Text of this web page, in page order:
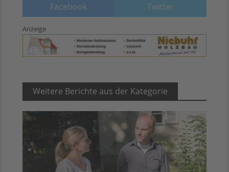
Facebook Twitter
Anzeige
Weitere Berichte aus der Kategorie